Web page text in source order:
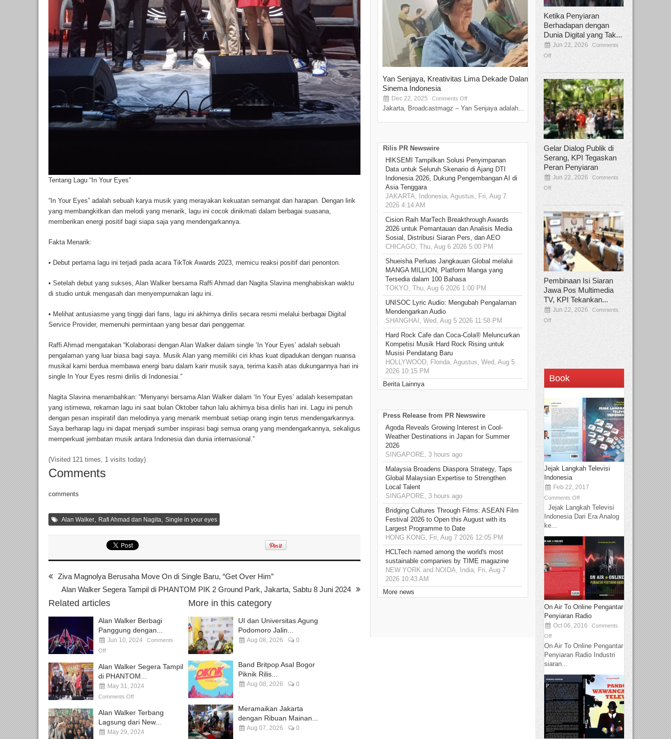
Tentang Lagu “In Your Eyes”
“In Your Eyes” adalah sebuah karya musik yang merayakan kekuatan semangat dan harapan. Dengan lirik
yang membangkitkan dan melodi yang menarik, lagu ini cocok dinikmati dalam berbagai suasana,
memberikan energi positif bagi siapa saja yang mendengarkannya.
Fakta Menarik:
• Debut pertama lagu ini terjadi pada acara TikTok Awards 2023, memicu reaksi positif dari penonton.
• Setelah debut yang sukses, Alan Walker bersama Raffi Ahmad dan Nagita Slavina menghabiskan waktu
di studio untuk mengasah dan menyempurnakan lagu ini.
• Melihat antusiasme yang tinggi dari fans, lagu ini akhirnya dirilis secara resmi melalui berbagai Digital
Service Provider, memenuhi permintaan yang besar dari penggemar.
Raffi Ahmad mengatakan “Kolaborasi dengan Alan Walker dalam single ‘In Your Eyes’ adalah sebuah
pengalaman yang luar biasa bagi saya. Musik Alan yang memiliki ciri khas kuat dipadukan dengan nuansa
musikal kami berdua membawa energi baru dalam karir musik saya, terima kasih atas dukungannya hari ini
single In Your Eyes resmi dirilis di Indonesiai.”
Nagita Slavina menambahkan: “Menyanyi bersama Alan Walker dalam ‘In Your Eyes’ adalah kesempatan
yang istimewa, rekaman lagu ini saat bulan Oktober tahun lalu akhirnya bisa dirilis hari ini. Lagu ini penuh
dengan pesan inspiratif dan melodinya yang menarik membuat setiap orang ingin terus mendengarkannya.
Saya berharap lagu ini dapat menjadi sumber inspirasi bagi semua orang yang mendengarkannya, sekaligus
memperkuat jembatan musik antara Indonesia dan dunia internasional.”
(Visited 121 times, 1 visits today)
Comments
comments
Alan Walker, Rafi Ahmad dan Nagita, Single in your eyes
Ziva Magnolya Berusaha Move On di Single Baru, “Get Over Him”
Alan Walker Segera Tampil di PHANTOM PIK 2 Ground Park, Jakarta, Sabtu 8 Juni 2024
Related articles
Alan Walker Berbagi
Panggung dengan...
Jun 10, 2024
Comments
Off
Alan Walker Segera Tampil
di PHANTOM...
May 31, 2024
Comments Off
Alan Walker Terbang
Lagsung dari New...
May 29, 2024
More in this category
UI dan Universitas Agung
Podomoro Jalin...
Aug 08, 2026 0
Band Britpop Asal Bogor
Piknik Rilis...
Aug 08, 2026 0
Meramaikan Jakarta
dengan Ribuan Mainan...
Aug 07, 2026 0
Yan Senjaya, Kreativitas Lima Dekade Dalam
Sinema Indonesia
Dec 22, 2025 Comments Off
Jakarta, Broadcastmagz – Yan Senjaya adalah...
Tamee Irelly Menjadi Juri Open
Film Terbaru...
Sep 08, 2025 Comments Off
Bekasi, Broadcastmagz – Dalam upaya
talenta...
Rilis PR Newswire
HIKSEMI Tampilkan Solusi Penyimpanan
Data untuk Seluruh Skenario di Ajang DTI
Indonesia 2026, Dukung Pengembangan AI di
Asia Tenggara
JAKARTA, Indonesia, Agustus, Fri, Aug 7
2026 4:14 AM
Cision Raih MarTech Breakthrough Awards
2026 untuk Pemantauan dan Analisis Media
Sosial, Distribusi Siaran Pers, dan AEO
CHICAGO, Thu, Aug 6 2026 5:00 PM
Shueisha Perluas Jangkauan Global melalui
MANGA MILLION, Platform Manga yang
Tersedia dalam 100 Bahasa
TOKYO, Thu, Aug 6 2026 1:00 PM
UNISOC Lyric Audio: Mengubah Pengalaman
Mendengarkan Audio
SHANGHAI, Wed, Aug 5 2026 11:58 PM
Hard Rock Cafe dan Coca-Cola® Meluncurkan
Kompetisi Musik Hard Rock Rising untuk
Musisi Pendatang Baru
HOLLYWOOD, Florida, Agustus, Wed, Aug 5
2026 10:15 PM
Berita Lainnya
Press Release from PR Newswire
Agoda Reveals Growing Interest in Cool-
Weather Destinations in Japan for Summer
2026
SINGAPORE, 3 hours ago
Malaysia Broadens Diaspora Strategy, Taps
Global Malaysian Expertise to Strengthen
Local Talent
SINGAPORE, 3 hours ago
Bridging Cultures Through Films: ASEAN Film
Festival 2026 to Open this August with its
Largest Programme to Date
HONG KONG, Fri, Aug 7 2026 12:05 PM
HCLTech named among the world's most
sustainable companies by TIME magazine
NEW YORK and NOIDA, India, Fri, Aug 7
2026 10:43 AM
More news
Ketika Penyiaran
Berhadapan dengan
Dunia Digital yang Tak...
Jun 22, 2026
Comments
Off
Gelar Dialog Publik di
Serang, KPI Tegaskan
Peran Penyiaran
Jun 22, 2026
Comments
Off
Pembinaan Isi Siaran
Jawa Pos Multimedia
TV, KPI Tekankan...
Jun 22, 2026
Comments
Off
Book
Jejak Langkah Televisi
Indonesia
Feb 22, 2017
Comments Off
Jejak Langkah Televisi
Indonesia Dari Era Analog
ke...
On Air To Online Pengantar
Penyiaran Radio
Oct 06, 2016
Comments
Off
On Air To Online Pengantar
Penyiaran Radio Industri
siaran...